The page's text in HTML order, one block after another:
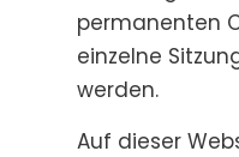
permanenten
einzelne
werden.
Auf dieser